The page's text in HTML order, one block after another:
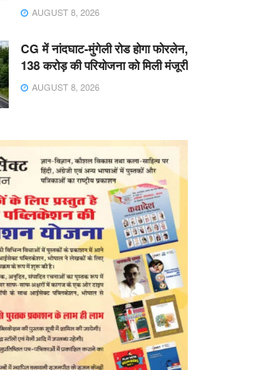
AUGUST 8, 2026
CG में नांदघाट-मुंगेली रोड होगा फोरलेन,
138 करोड़ की परियोजना को मिली मंजूरी
AUGUST 8, 2026